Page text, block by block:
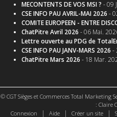
MECONTENTS DE VOS MSI ? - 09
CSE INFO PAU AVRIL-MAI 2026 -
COMITE EUROPEEN - ENTRE
ChatPitre Avril 2026 - 06 Mai.
Lettre ouverte au PDG de
CSE INFO PAU JANV-MARS 2026 -
ChatPitre Mars 2026 - 18 Mar.
© CGT Sièges et Commerces Total Marketing
: Claire
Connexion
| Aide | Créer un site |